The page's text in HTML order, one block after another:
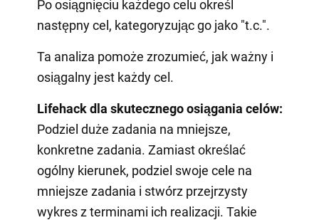
Po osiągnięciu każdego celu określ
następny cel, kategoryzując go jako "t.c.".
Ta analiza pomoże zrozumieć, jak ważny i
osiągalny jest każdy cel.
Lifehack dla skutecznego osiągania celów:
Podziel duże zadania na mniejsze,
konkretne zadania. Zamiast określać
ogólny kierunek, podziel swoje cele na
mniejsze zadania i stwórz przejrzysty
wykres z terminami ich realizacji. Takie